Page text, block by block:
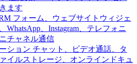
ます
フォーム、ウェブサイトウィジェ
WhatsApp、Instagram、テレフォニ
チャネル通信
ション チャット、ビデオ通話、タ
イルストレージ、オンラインドキュ